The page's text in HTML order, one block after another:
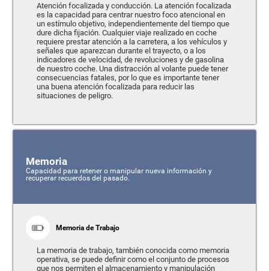
Atención focalizada y conducción. La atención focalizada
es la capacidad para centrar nuestro foco atencional en
un estímulo objetivo, independientemente del tiempo que
dure dicha fijación. Cualquier viaje realizado en coche
requiere prestar atención a la carretera, a los vehículos y
señales que aparezcan durante el trayecto, o a los
indicadores de velocidad, de revoluciones y de gasolina
de nuestro coche. Una distracción al volante puede tener
consecuencias fatales, por lo que es importante tener
una buena atención focalizada para reducir las
situaciones de peligro.
Memoria
Capacidad para retener o manipular nueva información y
recuperar recuerdos del pasado.
Memoria de Trabajo
La memoria de trabajo, también conocida como memoria
operativa, se puede definir como el conjunto de procesos
que nos permiten el almacenamiento y manipulación